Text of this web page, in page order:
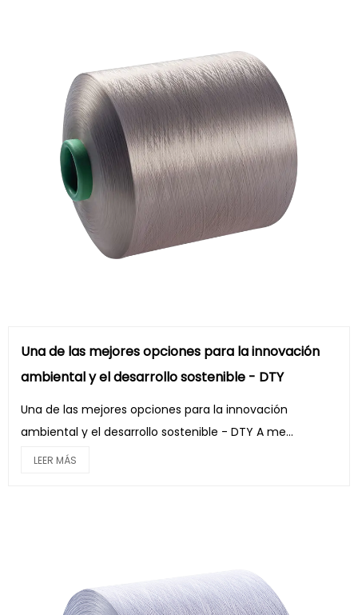
Una de las mejores opciones para la innovación
ambiental y el desarrollo sostenible - DTY
Una de las mejores opciones para la innovación
ambiental y el desarrollo sostenible - DTY A me...
LEER MÁS